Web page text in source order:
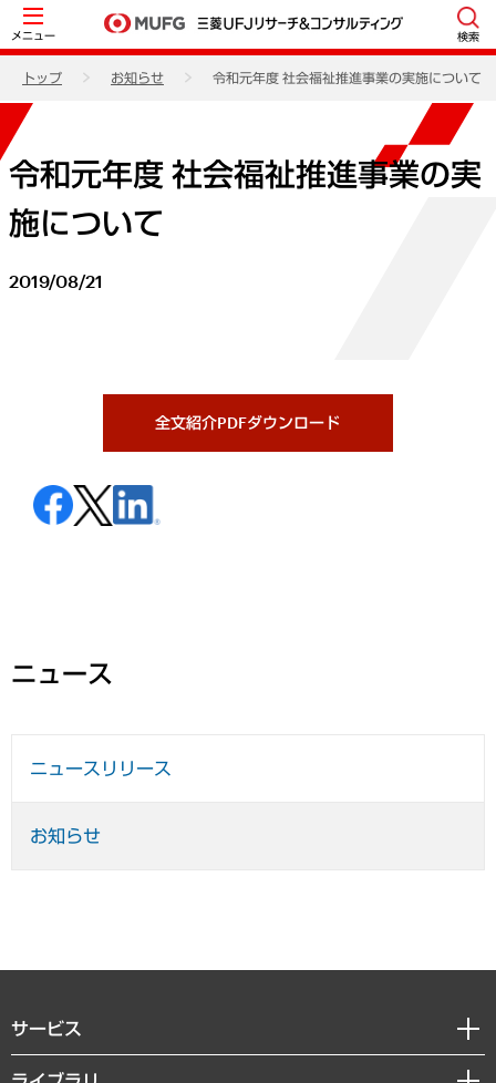
メニュー 検索
トップ お知らせ 令和元年度 社会福祉推進事業の実施について
令和元年度 社会福祉推進事業の実
施について
2019/08/21
全文紹介PDFダウンロード
ニュース
ニュースリリース
お知らせ
サービス
経営戦略